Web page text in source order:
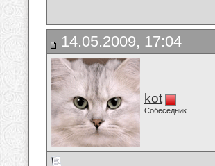
14.05.2009, 17:04
kot
Собеседник